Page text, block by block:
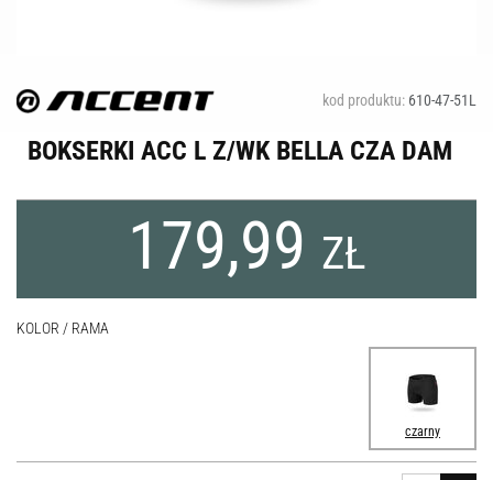
kod produktu: 610-47-51L
BOKSERKI ACC L Z/WK BELLA CZA DAM
179,99 ZŁ
KOLOR / RAMA
czarny